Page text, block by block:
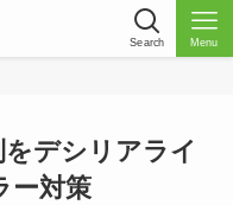
Search Menu
をデシリアライ
ー対策